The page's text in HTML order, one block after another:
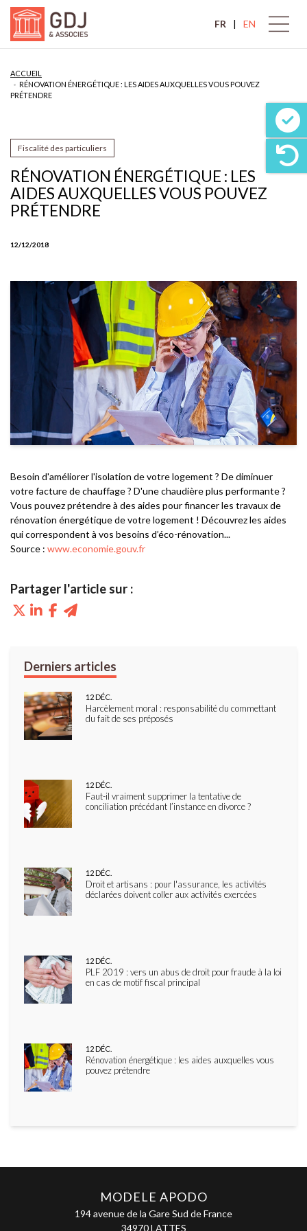
FR EN
ACCUEIL
RÉNOVATION ÉNERGÉTIQUE : LES AIDES AUXQUELLES VOUS POUVEZ
PRÉTENDRE
RÉNOVATION ÉNERGÉTIQUE : LES
AIDES AUXQUELLES VOUS POUVEZ
PRÉTENDRE
12/12/2018
Fiscalité des particuliers
Source : www.economie.gouv.fr
Besoin d'améliorer l'isolation de votre logement ? De diminuer
votre facture de chauffage ? D'une chaudière plus performante ?
Vous pouvez prétendre à des aides pour financer les travaux de
rénovation énergétique de votre logement ! Découvrez les aides
qui correspondent à vos besoins d’éco-rénovation...
Harcèlement moral : responsabilité du commettant
du fait de ses préposés
12DÉC.
Faut-il vraiment supprimer la tentative de
conciliation précédant l’instance en divorce ?
12DÉC.
Droit et artisans : pour l'assurance, les activités
déclarées doivent coller aux activités exercées
12DÉC.
PLF 2019 : vers un abus de droit pour fraude à la loi
en cas de motif fiscal principal
12DÉC.
Rénovation énergétique : les aides auxquelles vous
pouvez prétendre
12DÉC.
MODELE APODO
194 avenue de la Gare Sud de France
34970 LATTES